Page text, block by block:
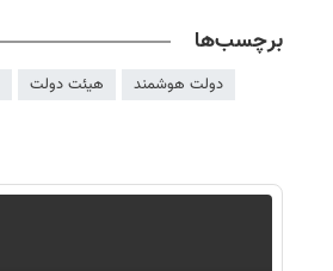
برچسب‌ها
دولت هوشمند هیئت دولت